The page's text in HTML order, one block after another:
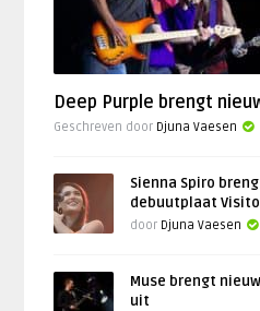
Deep Purple brengt
Geschreven door Djuna Vaesen
Sienna Spiro
debuutplaat
door Djuna Vaesen
Muse brengt nieuw
uit